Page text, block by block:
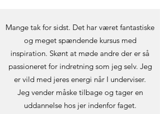
Mange tak for sidst. Det har været fantastiske
og meget spændende kursus med
inspiration. Skønt at møde andre der er så
passioneret for indretning som jeg selv. Jeg
er vild med jeres energi når I underviser.
Jeg vender måske tilbage og tager en
uddannelse hos jer indenfor faget.